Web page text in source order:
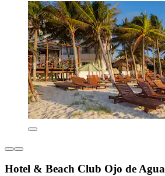
Hotel & Beach Club Ojo de Agua